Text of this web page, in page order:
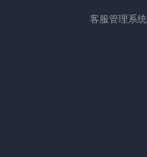
客服管理系统